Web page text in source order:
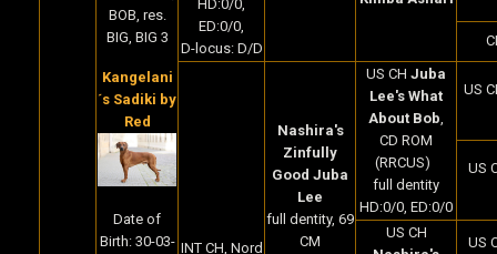
BOB, res.
BIG, BIG 3
Kangelani
´s Sadiki by
Red
Date of
Birth:30-03-
HD:0/0,
ED:0/0,
D-locus: D/D
INT CH, Nord
Nashira's
Zinfully
Good Juba
Lee
full dentity, 69
CM
US CH Juba
Lee's What
About Bob,
CD ROM
(RRCUS)
full dentity
HD:0/0, ED:0/0
US
US
US CH
US